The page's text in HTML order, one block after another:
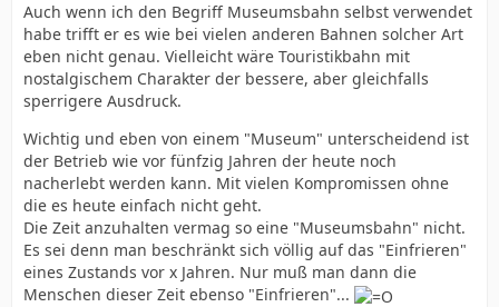
Auch wenn ich den Begriff Museumsbahn selbst verwendet
habe trifft er es wie bei vielen anderen Bahnen solcher Art
eben nicht genau. Vielleicht wäre Touristikbahn mit
nostalgischem Charakter der bessere, aber gleichfalls
sperrigere Ausdruck.
Wichtig und eben von einem "Museum" unterscheidend ist
der Betrieb wie vor fünfzig Jahren der heute noch
nacherlebt werden kann. Mit vielen Kompromissen ohne
die es heute einfach nicht geht.
Die Zeit anzuhalten vermag so eine "Museumsbahn" nicht.
Es sei denn man beschränkt sich völlig auf das "Einfrieren"
eines Zustands vor x Jahren. Nur muß man dann die
Menschen dieser Zeit ebenso "Einfrieren"...